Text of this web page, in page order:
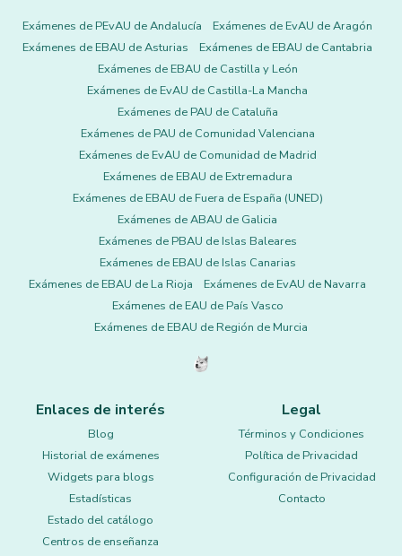
Exámenes de PEvAU de Andalucía
Exámenes de EvAU de Aragón
Exámenes de EBAU de Asturias
Exámenes de EBAU de Cantabria
Exámenes de EBAU de Castilla y León
Exámenes de EvAU de Castilla-La Mancha
Exámenes de PAU de Cataluña
Exámenes de PAU de Comunidad Valenciana
Exámenes de EvAU de Comunidad de Madrid
Exámenes de EBAU de Extremadura
Exámenes de EBAU de Fuera de España (UNED)
Exámenes de ABAU de Galicia
Exámenes de PBAU de Islas Baleares
Exámenes de EBAU de Islas Canarias
Exámenes de EBAU de La Rioja
Exámenes de EvAU de Navarra
Exámenes de EAU de País Vasco
Exámenes de EBAU de Región de Murcia
Enlaces de interés
Blog
Historial de exámenes
Widgets para blogs
Estadísticas
Estado del catálogo
Centros de enseñanza
Legal
Términos y Condiciones
Política de Privacidad
Configuración de Privacidad
Contacto